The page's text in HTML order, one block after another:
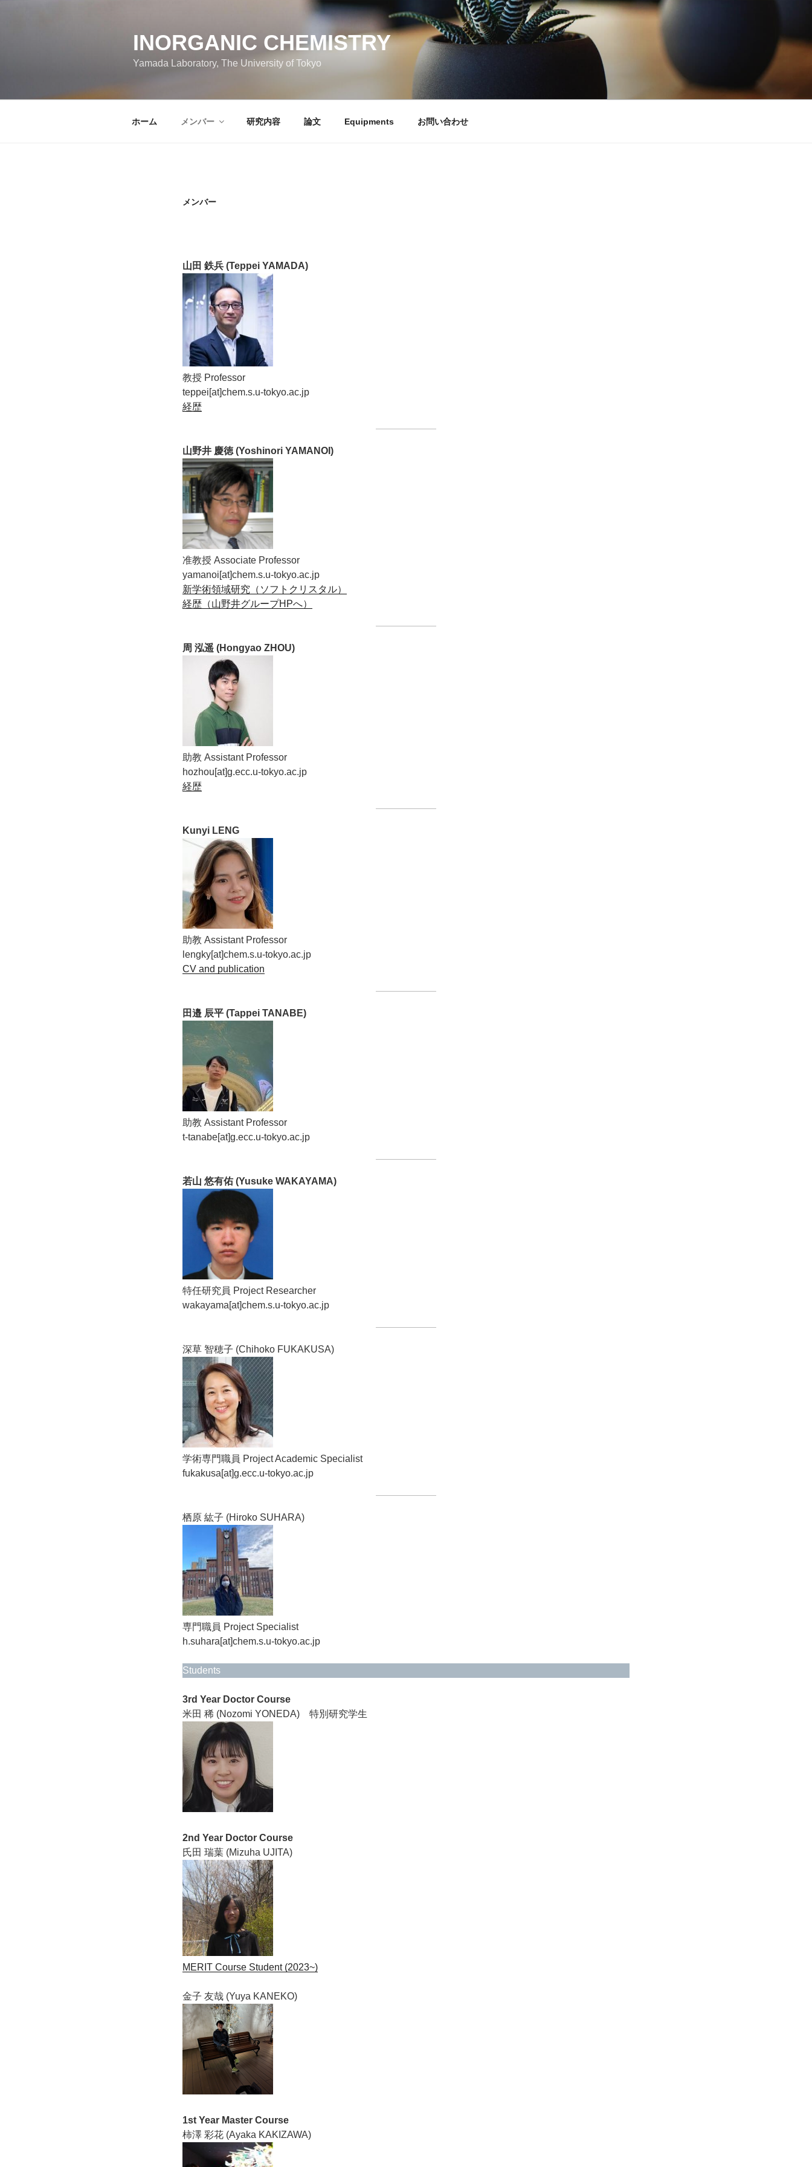
INORGANIC CHEMISTRY
Yamada Laboratory, The University of Tokyo
ホーム メンバー 研究内容 論文 Equipments お問い合わせ
メンバー
山田 鉄兵 (Teppei YAMADA)
教授 Professor
teppei[at]chem.s.u-tokyo.ac.jp
経歴
山野井 慶徳 (Yoshinori YAMANOI)
准教授 Associate Professor
yamanoi[at]chem.s.u-tokyo.ac.jp
新学術領域研究（ソフトクリスタル）
経歴（山野井グループHPへ）
周 泓遥 (Hongyao ZHOU)
助教 Assistant Professor
hozhou[at]g.ecc.u-tokyo.ac.jp
経歴
Kunyi LENG
助教 Assistant Professor
lengky[at]chem.s.u-tokyo.ac.jp
CV and publication
田邉 辰平 (Tappei TANABE)
助教 Assistant Professor
t-tanabe[at]g.ecc.u-tokyo.ac.jp
若山 悠有佑 (Yusuke WAKAYAMA)
特任研究員 Project Researcher
wakayama[at]chem.s.u-tokyo.ac.jp
深草 智穂子 (Chihoko FUKAKUSA)
学術専門職員 Project Academic Specialist
fukakusa[at]g.ecc.u-tokyo.ac.jp
栖原 紘子 (Hiroko SUHARA)
専門職員 Project Specialist
h.suhara[at]chem.s.u-tokyo.ac.jp
Students
3rd Year Doctor Course
米田 稀 (Nozomi YONEDA) 特別研究学生
2nd Year Doctor Course
氏田 瑞葉 (Mizuha UJITA)
MERIT Course Student (2023~)
金子 友哉 (Yuya KANEKO)
1st Year Master Course
柿澤 彩花 (Ayaka KAKIZAWA)